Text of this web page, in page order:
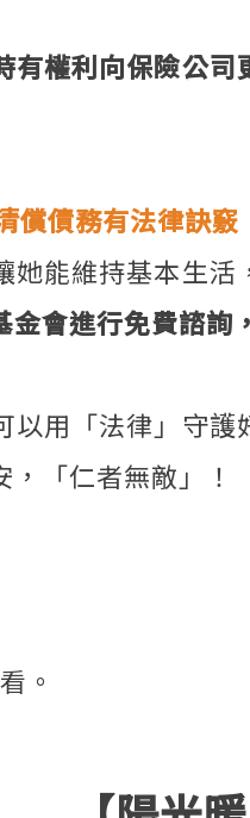
有權利向保險公
償債務有法律訣竅
能維持基本生
會進行免費諮詢
用「法律」守
「仁者無敵」！
。